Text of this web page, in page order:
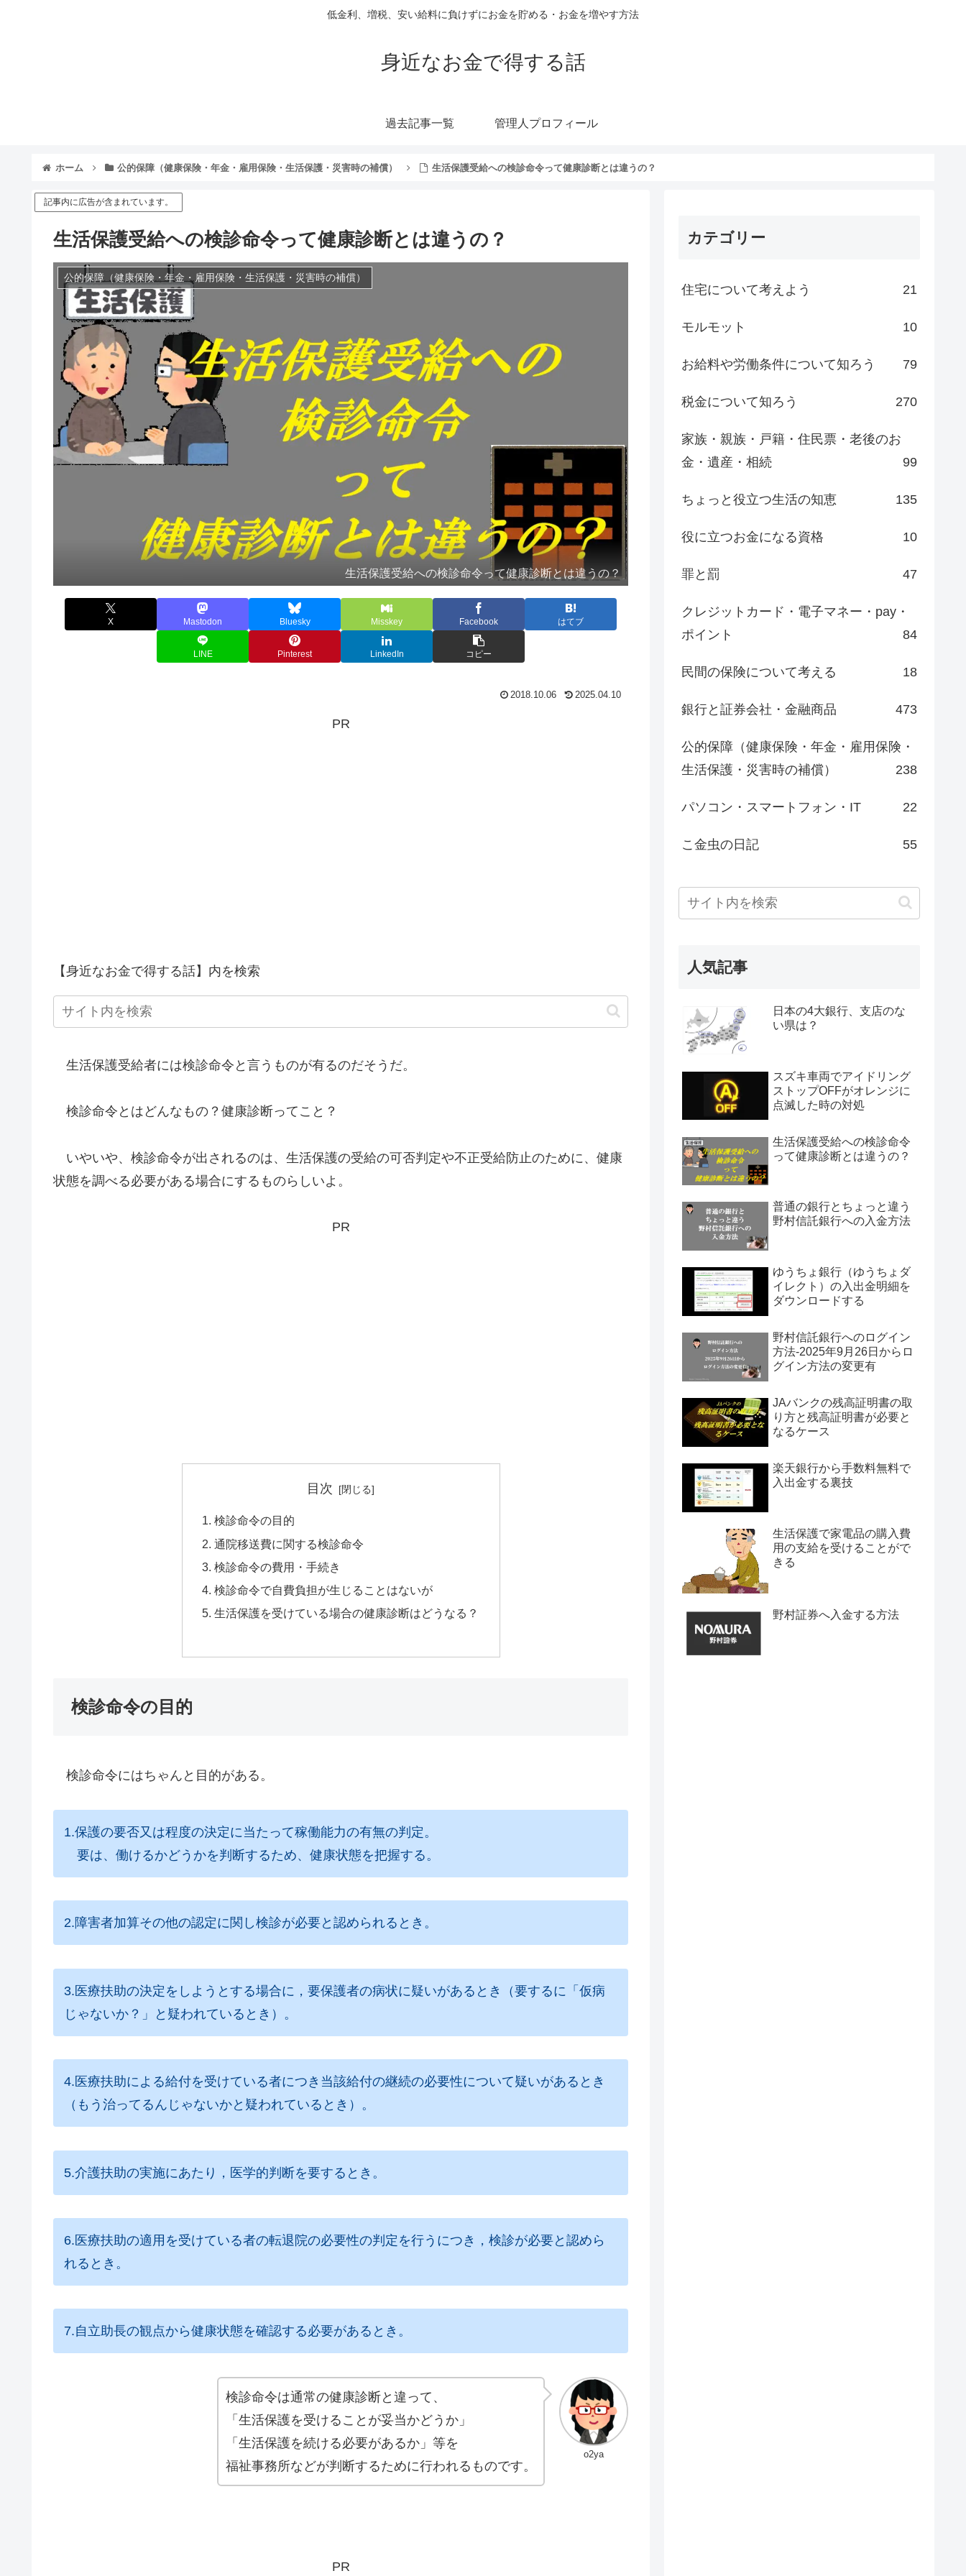
低金利、増税、安い給料に負けずにお金を貯める・お金を増やす方法
身近なお金で得する話
過去記事一覧 管理人プロフィール
ホーム 公的保障（健康保険・年金・雇用保険・生活保護・災害時の補償） 生活保護受給への検診命令って健康診断とは違うの？
記事内に広告が含まれています。
生活保護受給への検診命令って健康診断とは違うの？
公的保障（健康保険・年金・雇用保険・生活保護・災害時の補償）
生活保護受給への検診命令って健康診断とは違うの？
X Mastodon Bluesky Misskey Facebook はてブ
LINE Pinterest LinkedIn コピー
2018.10.06 2025.04.10
PR
【身近なお金で得する話】内を検索
生活保護受給者には検診命令と言うものが有るのだそうだ。
検診命令とはどんなもの？健康診断ってこと？
いやいや、検診命令が出されるのは、生活保護の受給の可否判定や不正受給防止のために、健康
状態を調べる必要がある場合にするものらしいよ。
PR
目次
検診命令の目的
通院移送費に関する検診命令
検診命令の費用・手続き
検診命令で自費負担が生じることはないが
生活保護を受けている場合の健康診断はどうなる？
検診命令の目的
検診命令にはちゃんと目的がある。
1.保護の要否又は程度の決定に当たって稼働能力の有無の判定。
要は、働けるかどうかを判断するため、健康状態を把握する。
2.障害者加算その他の認定に関し検診が必要と認められるとき。
3.医療扶助の決定をしようとする場合に，要保護者の病状に疑いがあるとき（要するに「仮病
じゃないか？」と疑われているとき）。
4.医療扶助による給付を受けている者につき当該給付の継続の必要性について疑いがあるとき
（もう治ってるんじゃないかと疑われているとき）。
5.介護扶助の実施にあたり，医学的判断を要するとき。
6.医療扶助の適用を受けている者の転退院の必要性の判定を行うにつき，検診が必要と認めら
れるとき。
7.自立助長の観点から健康状態を確認する必要があるとき。
o2ya
検診命令は通常の健康診断と違って、
「生活保護を受けることが妥当かどうか」
「生活保護を続ける必要があるか」等を
福祉事務所などが判断するために行われるものです。
PR
カテゴリー
住宅について考えよう 21
モルモット 10
お給料や労働条件について知ろう 79
税金について知ろう 270
家族・親族・戸籍・住民票・老後のお
金・遺産・相続
99
ちょっと役立つ生活の知恵 135
役に立つお金になる資格 10
罪と罰 47
クレジットカード・電子マネー・pay・
ポイント
84
民間の保険について考える 18
銀行と証券会社・金融商品 473
公的保障（健康保険・年金・雇用保険・
生活保護・災害時の補償）
238
パソコン・スマートフォン・IT 22
こ金虫の日記 55
人気記事
日本の4大銀行、支店のな
い県は？
スズキ車両でアイドリング
ストップOFFがオレンジに
点滅した時の対処
生活保護受給への検診命令
って健康診断とは違うの？
普通の銀行とちょっと違う
野村信託銀行への入金方法
ゆうちょ銀行（ゆうちょダ
イレクト）の入出金明細を
ダウンロードする
野村信託銀行へのログイン
方法-2025年9月26日からロ
グイン方法の変更有
JAバンクの残高証明書の取
り方と残高証明書が必要と
なるケース
楽天銀行から手数料無料で
入出金する裏技
生活保護で家電品の購入費
用の支給を受けることがで
きる
野村証券へ入金する方法